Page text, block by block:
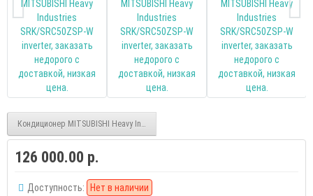
Кондиционер MITSUBISHI Heavy Industries SRK/SRC35ZSP-W inverter
126 000.00 р.
Доступность: Нет в наличии